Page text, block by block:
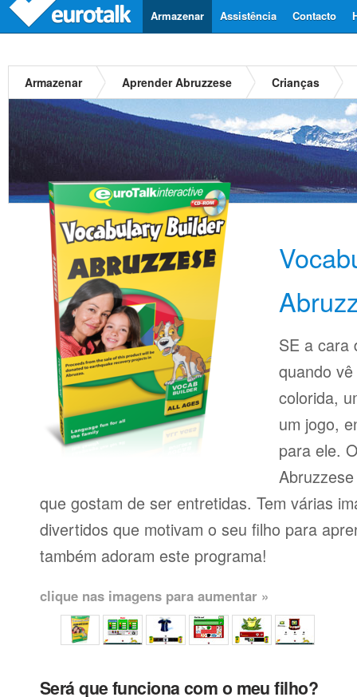
Contacto
Assistência
Armazenar
Armazenar Aprender Abruzzese Crianças
SE a cara
quando
colorida,
um jogo,
para ele.
que gostam de ser entretidas. Tem várias
divertidos que motivam o seu filho para
também adoram este programa!
clique nas imagens para aumentar »
Será que funciona com o meu filho?